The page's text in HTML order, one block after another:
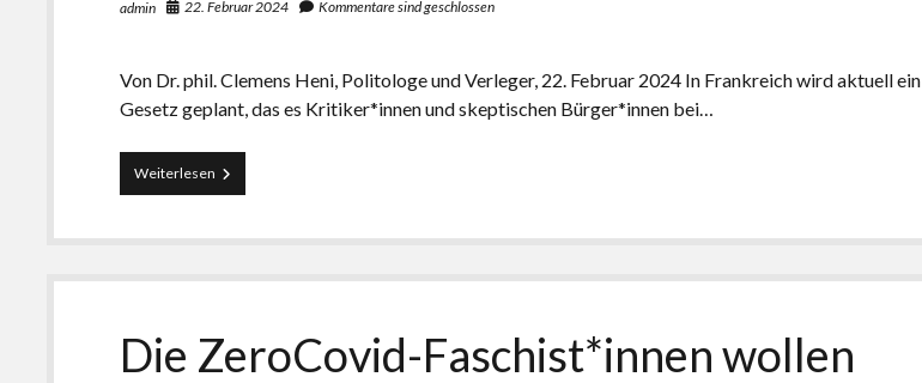
admin 22. Februar 2024 Kommentare sind geschlossen
Von Dr. phil. Clemens Heni, Politologe und Verleger, 22. Februar 2024 In Frankreich wird aktuell ein
Gesetz geplant, das es Kritiker*innen und skeptischen Bürger*innen bei…
Weiterlesen Grenzte
die
ans
Der
Sozialgerichts
Fulda
Die ZeroCovid-Faschist*innen wollen